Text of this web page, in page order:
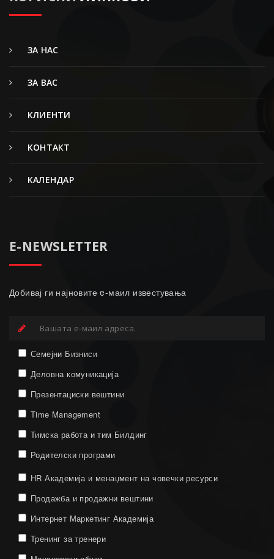
ЗА НАС
ЗА ВАС
КЛИЕНТИ
КОНТАКТ
КАЛЕНДАР
E-NEWSLETTER
Добивај ги најновите e-маил известувања
Семејни Бизниси
Деловна комуникација
Презентациски вештини
Time Management
Тимска работа и тим Билдинг
Родителски програми
HR Академија и менаџмент на човечки ресурси
Продажба и продажни вештини
Интернет Маркетинг Академија
Тренинг за тренери